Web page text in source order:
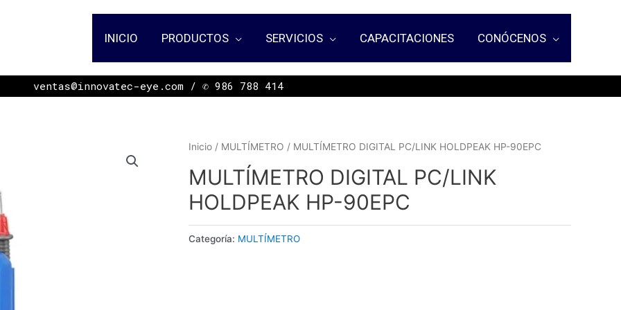
INICIO PRODUCTOS SERVICIOS CAPACITACIONES CONÓCENOS
ㅤㅤㅤㅤㅤㅤㅤㅤㅤㅤㅤㅤㅤㅤㅤㅤㅤㅤㅤㅤㅤㅤㅤㅤㅤㅤㅤㅤㅤㅤㅤㅤㅤㅤㅤㅤㅤㅤㅤ ventas@innovatec-eye.com / ✆ 986 788 414
Inicio / MULTÍMETRO / MULTÍMETRO DIGITAL PC/LINK HOLDPEAK HP-90EPC
MULTÍMETRO DIGITAL PC/LINK
HOLDPEAK HP-90EPC
Categoría: MULTÍMETRO